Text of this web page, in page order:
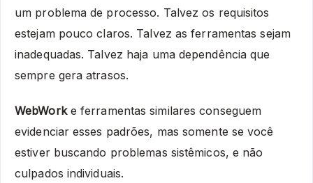
um problema de processo. Talvez os requisitos
estejam pouco claros. Talvez as ferramentas sejam
inadequadas. Talvez haja uma dependência que
sempre gera atrasos.
WebWorke ferramentas similares conseguem
evidenciar esses padrões, mas somente se você
estiver buscando problemas sistêmicos, e não
culpados individuais.